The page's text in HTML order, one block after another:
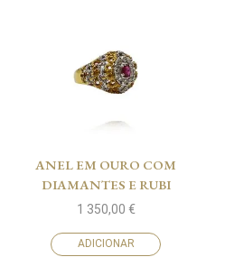
ANEL EM OURO COM
DIAMANTES E RUBI
1 350,00 €
ADICIONAR